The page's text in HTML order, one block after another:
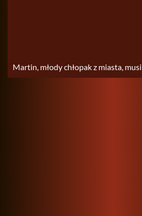
Mar­tin, młody chło­pak z mia­sta,